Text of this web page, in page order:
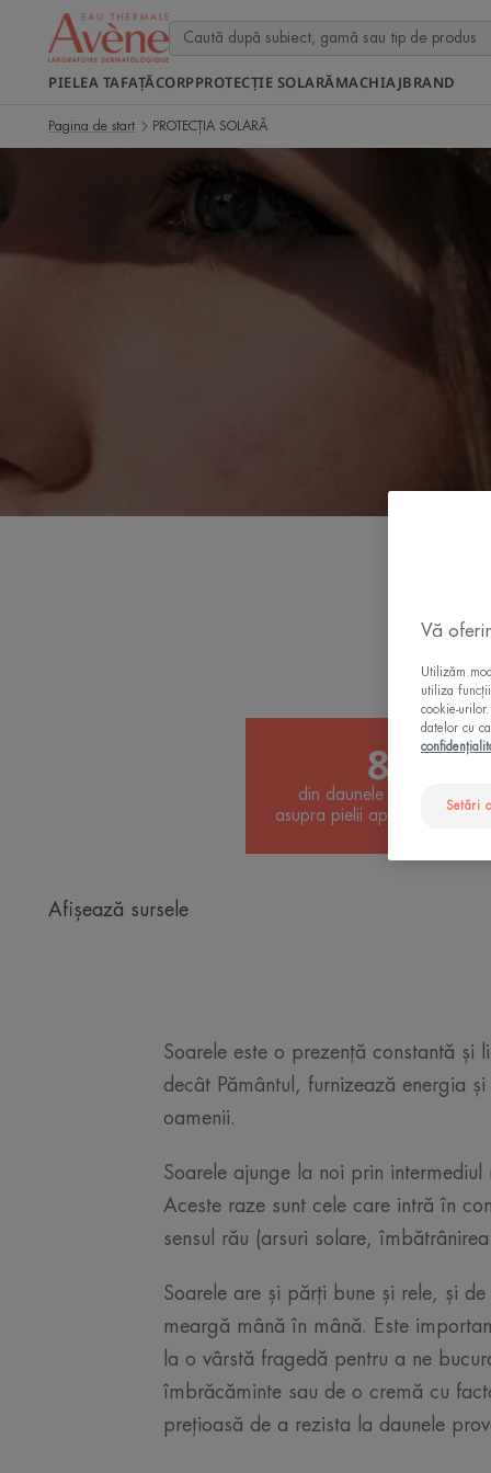
PIELEA TAFAȚĂCORPPROTECȚIE SOLARĂMACHIAJBRAND
Pagina de start PROTECȚIA SOLARĂ
80%
din daunele produse de
asupra pielii apar înainte de
Afișează sursele
Soarele este o prezență constantă
decât Pământul, furnizează energia
oamenii.
Soarele ajunge la noi prin
Aceste raze sunt cele care intră în
sensul rău (arsuri solare,
Soarele are și părți bune și rele, și
meargă mână în mână. Este
la o vârstă fragedă pentru a ne
îmbrăcăminte sau de o cremă cu
prețioasă de a rezista la daunele
Vă
Utilizăm
utiliza
cookie-
datelor cu
Setări